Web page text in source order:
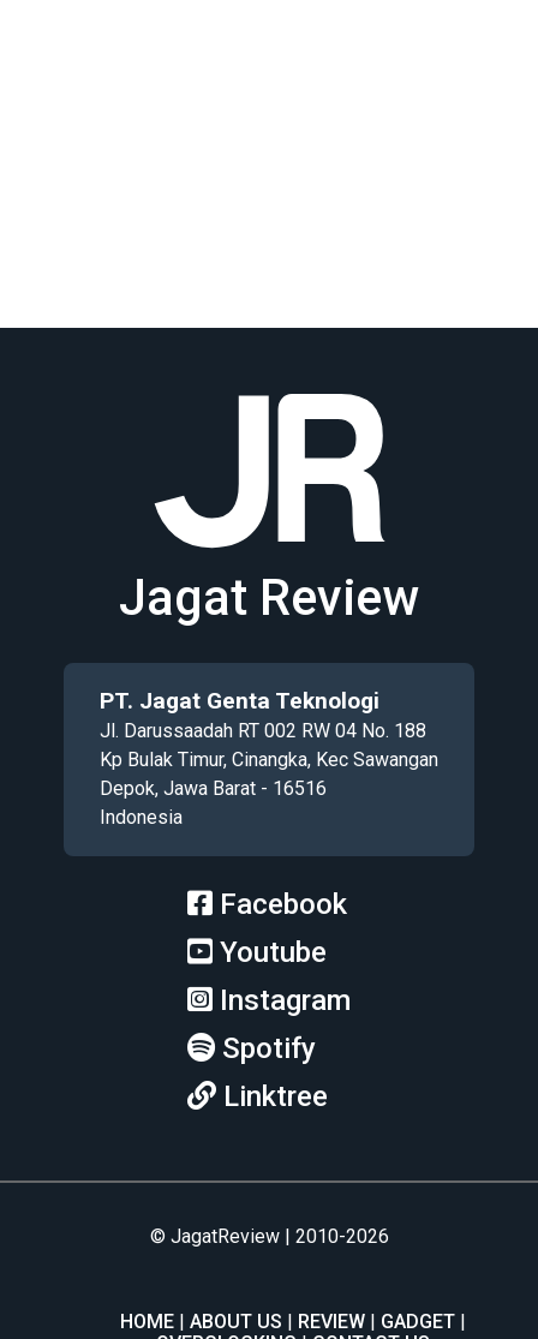
Jagat Review
PT. Jagat Genta Teknologi
Jl. Darussaadah RT 002 RW 04 No. 188
Kp Bulak Timur, Cinangka, Kec Sawangan
Depok, Jawa Barat - 16516
Indonesia
Facebook
Youtube
Instagram
Spotify
Linktree
© JagatReview | 2010-2026
HOME ABOUT US REVIEW
GADGET